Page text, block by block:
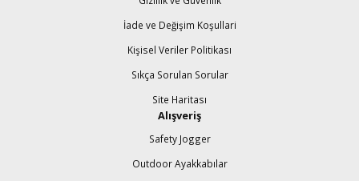
İade ve Değişim Koşullari
Kişisel Veriler Politikası
Sıkça Sorulan Sorular
Site Haritası
Alışveriş
Safety Jogger
Outdoor Ayakkabılar